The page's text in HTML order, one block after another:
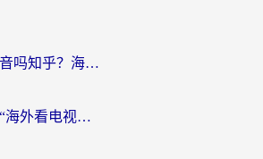
国外可以看央视影音吗知乎？海外党亲测有效的回国加速方案
海外党必看：选对“海外看电视剧软件”，再也不用愁国内剧刷不了